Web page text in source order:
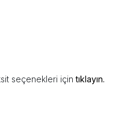
seçenekleri içintıklayın.